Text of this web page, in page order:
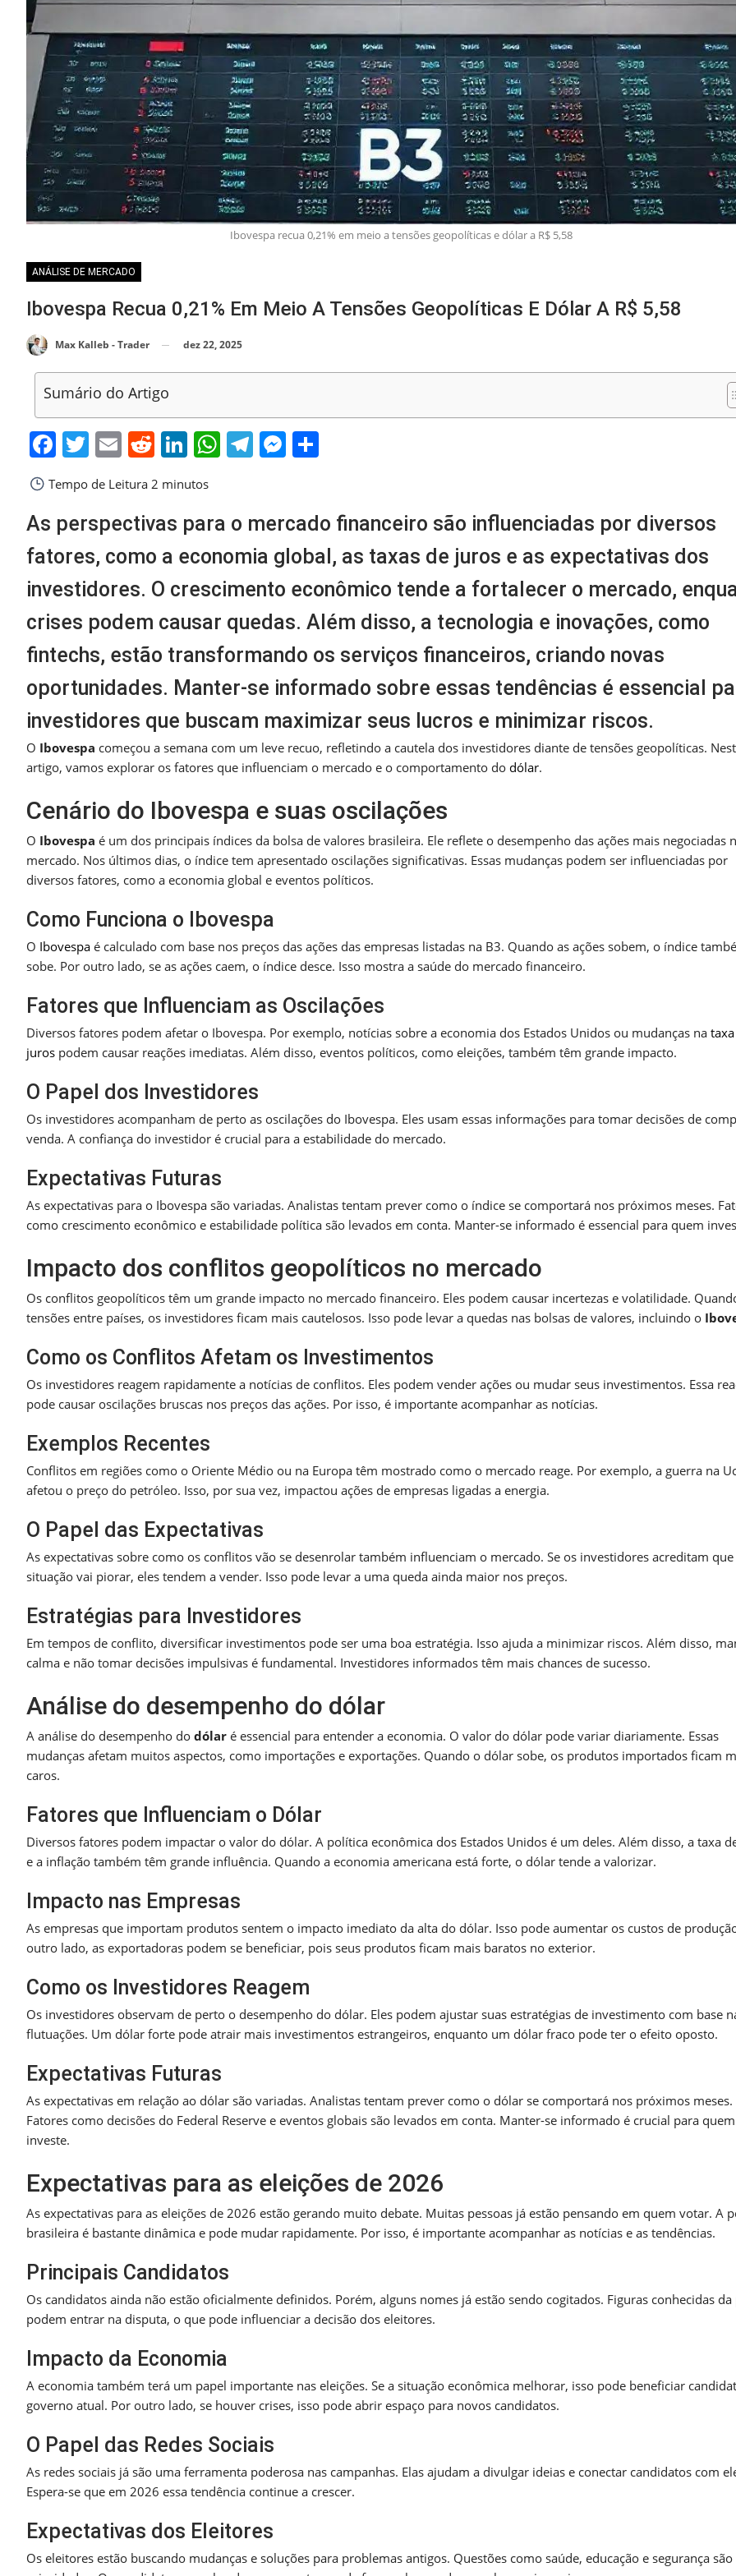
Ibovespa recua 0,21% em meio a tensões geopolíticas e dólar a R$ 5,58
ANÁLISE DE MERCADO
Ibovespa Recua 0,21% Em Meio A Tensões Geopolíticas E Dólar A R$ 5,58
Max Kalleb - Trader dez 22, 2025
Sumário do Artigo
Facebook
Twitter
EmailReddit
LinkedIn
WhatsApp
Telegram
Messenger
Tempo de Leitura 2 minutos
As perspectivas para o mercado financeiro são influenciadas por diversos
fatores, como a economia global, as taxas de juros e as expectativas dos
investidores. O crescimento econômico tende a fortalecer o mercado,
crises podem causar quedas. Além disso, a tecnologia e inovações, como
fintechs, estão transformando os serviços financeiros, criando novas
oportunidades. Manter-se informado sobre essas tendências é essencial
investidores que buscam maximizar seus lucros e minimizar riscos.
O Ibovespa começou a semana com um leve recuo, refletindo a cautela dos investidores diante de tensões geopolíticas.
artigo, vamos explorar os fatores que influenciam o mercado e o comportamento do dólar.
Cenário do Ibovespa e suas oscilações
O Ibovespa é um dos principais índices da bolsa de valores brasileira. Ele reflete o desempenho das ações mais negociadas
mercado. Nos últimos dias, o índice tem apresentado oscilações significativas. Essas mudanças podem ser influenciadas por
diversos fatores, como a economia global e eventos políticos.
Como Funciona o Ibovespa
O Ibovespa é calculado com base nos preços das ações das empresas listadas na B3. Quando as ações sobem, o índice
sobe. Por outro lado, se as ações caem, o índice desce. Isso mostra a saúde do mercado financeiro.
Fatores que Influenciam as Oscilações
Diversos fatores podem afetar o Ibovespa. Por exemplo, notícias sobre a economia dos Estados Unidos ou mudanças na
juros podem causar reações imediatas. Além disso, eventos políticos, como eleições, também têm grande impacto.
O Papel dos Investidores
Os investidores acompanham de perto as oscilações do Ibovespa. Eles usam essas informações para tomar decisões de
venda. A confiança do investidor é crucial para a estabilidade do mercado.
Expectativas Futuras
As expectativas para o Ibovespa são variadas. Analistas tentam prever como o índice se comportará nos próximos meses.
como crescimento econômico e estabilidade política são levados em conta. Manter-se informado é essencial para quem
Impacto dos conflitos geopolíticos no mercado
Os conflitos geopolíticos têm um grande impacto no mercado financeiro. Eles podem causar incertezas e volatilidade.
tensões entre países, os investidores ficam mais cautelosos. Isso pode levar a quedas nas bolsas de valores, incluindo o
Como os Conflitos Afetam os Investimentos
Os investidores reagem rapidamente a notícias de conflitos. Eles podem vender ações ou mudar seus investimentos. Essa
pode causar oscilações bruscas nos preços das ações. Por isso, é importante acompanhar as notícias.
Exemplos Recentes
Conflitos em regiões como o Oriente Médio ou na Europa têm mostrado como o mercado reage. Por exemplo, a guerra na
afetou o preço do petróleo. Isso, por sua vez, impactou ações de empresas ligadas a energia.
O Papel das Expectativas
As expectativas sobre como os conflitos vão se desenrolar também influenciam o mercado. Se os investidores acreditam que
situação vai piorar, eles tendem a vender. Isso pode levar a uma queda ainda maior nos preços.
Estratégias para Investidores
Em tempos de conflito, diversificar investimentos pode ser uma boa estratégia. Isso ajuda a minimizar riscos. Além disso,
calma e não tomar decisões impulsivas é fundamental. Investidores informados têm mais chances de sucesso.
Análise do desempenho do dólar
A análise do desempenho do dólar é essencial para entender a economia. O valor do dólar pode variar diariamente. Essas
mudanças afetam muitos aspectos, como importações e exportações. Quando o dólar sobe, os produtos importados ficam
caros.
Fatores que Influenciam o Dólar
Diversos fatores podem impactar o valor do dólar. A política econômica dos Estados Unidos é um deles. Além disso, a taxa
e a inflação também têm grande influência. Quando a economia americana está forte, o dólar tende a valorizar.
Impacto nas Empresas
As empresas que importam produtos sentem o impacto imediato da alta do dólar. Isso pode aumentar os custos de
outro lado, as exportadoras podem se beneficiar, pois seus produtos ficam mais baratos no exterior.
Como os Investidores Reagem
Os investidores observam de perto o desempenho do dólar. Eles podem ajustar suas estratégias de investimento com base
flutuações. Um dólar forte pode atrair mais investimentos estrangeiros, enquanto um dólar fraco pode ter o efeito oposto.
Expectativas Futuras
As expectativas em relação ao dólar são variadas. Analistas tentam prever como o dólar se comportará nos próximos meses.
Fatores como decisões do Federal Reserve e eventos globais são levados em conta. Manter-se informado é crucial para quem
investe.
Expectativas para as eleições de 2026
As expectativas para as eleições de 2026 estão gerando muito debate. Muitas pessoas já estão pensando em quem votar. A
brasileira é bastante dinâmica e pode mudar rapidamente. Por isso, é importante acompanhar as notícias e as tendências.
Principais Candidatos
Os candidatos ainda não estão oficialmente definidos. Porém, alguns nomes já estão sendo cogitados. Figuras conhecidas
podem entrar na disputa, o que pode influenciar a decisão dos eleitores.
Impacto da Economia
A economia também terá um papel importante nas eleições. Se a situação econômica melhorar, isso pode beneficiar
governo atual. Por outro lado, se houver crises, isso pode abrir espaço para novos candidatos.
O Papel das Redes Sociais
As redes sociais já são uma ferramenta poderosa nas campanhas. Elas ajudam a divulgar ideias e conectar candidatos com
Espera-se que em 2026 essa tendência continue a crescer.
Expectativas dos Eleitores
Os eleitores estão buscando mudanças e soluções para problemas antigos. Questões como saúde, educação e segurança são